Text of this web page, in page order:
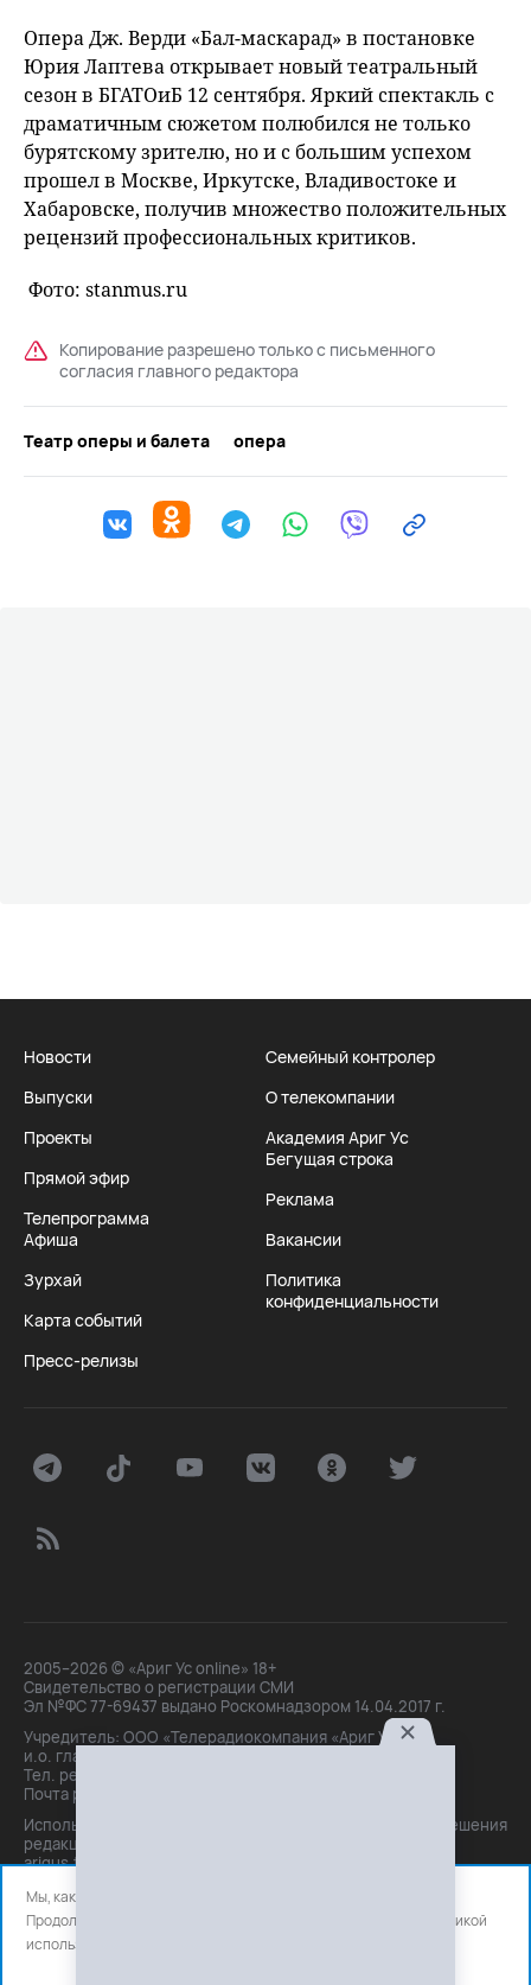
Опера Дж. Верди «Бал-маскарад» в постановке
Юрия Лаптева открывает новый театральный
сезон в БГАТОиБ 12 сентября. Яркий спектакль с
драматичным сюжетом полюбился не только
бурятскому зрителю, но и с большим успехом
прошел в Москве, Иркутске, Владивостоке и
Хабаровске, получив множество положительных
рецензий профессиональных критиков.
Фото: stanmus.ru
Копирование разрешено только с письменного
согласия главного редактора
Театр оперы и балета опера
Новости
Выпуски
Проекты
Прямой эфир
Телепрограмма
Афиша
Зурхай
Карта событий
Пресс-релизы
Семейный контролер
О телекомпании
Академия Ариг Ус
Бегущая строка
Реклама
Вакансии
Политика
конфиденциальности
2005–2026 © «Ариг Ус online» 18+
Свидетельство о регистрации СМИ
Эл №ФС 77-69437 выдано Роскомнадзором 14.04.2017 г.
Учредитель: ООО «Телерадиокомпания «Ариг Ус»,
и.о. главного редактора: Маханова О.Б.
Тел. peдakции: +7(3012)21-30-14,
Почта peдakции: editor@arigus.tv
Использование материалов только с письменного разрешения
редакции. При цитировании прямая активная ссылка на
arigus.tv обязательна.
Мы, как и все используем файлы cookie и сервисы аналитики.
Продолжая использовать сайт, вы соглашаетесь с нашей
политикой
использования